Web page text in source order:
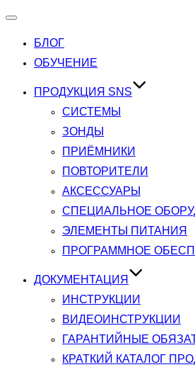
Переключатель
БЛОГ
ОБУЧЕНИЕ
ПРОДУКЦИЯ SNS
СИСТЕМЫ
ЗОНДЫ
ПРИЁМНИКИ
ПОВТОРИТЕЛИ
АКСЕССУАРЫ
СПЕЦИАЛЬНОЕ
ЭЛЕМЕНТЫ ПИТАНИЯ
ПРОГРАММНОЕ
ДОКУМЕНТАЦИЯ
ИНСТРУКЦИИ
ВИДЕОИНСТРУКЦИИ
ГАРАНТИЙНЫЕ
КРАТКИЙ КАТАЛОГ